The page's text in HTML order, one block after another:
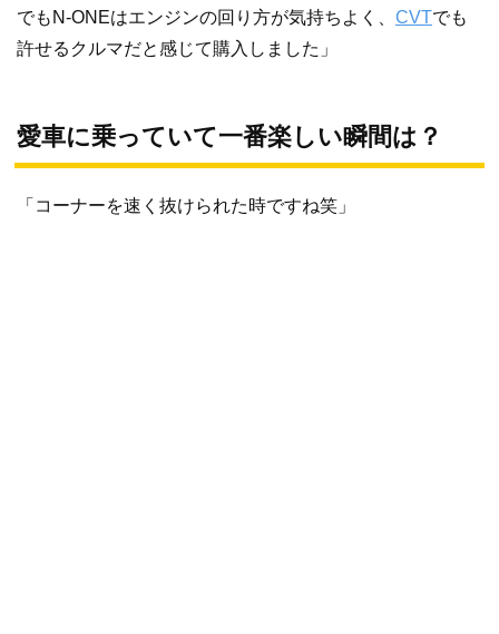
でもN-ONEはエンジンの回り方が気持ちよく、 CVTでも
許せるクルマだと感じて購入しました」
愛車に乗っていて一番楽しい瞬間は？
「コーナーを速く抜けられた時ですね笑」